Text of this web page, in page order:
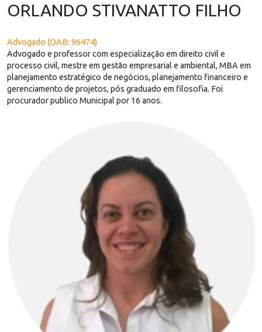
ORLANDO STIVANATTO FILHO
Advogado (OAB: 96474)
Advogado e professor com especialização em direito civil e
processo civil, mestre em gestão empresarial e ambiental, MBA em
planejamento estratégico de negócios, planejamento financeiro e
gerenciamento de projetos, pós graduado em filosofia. Foi
procurador publico Municipal por 16 anos.